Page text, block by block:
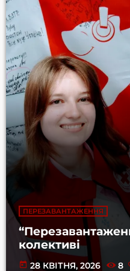
ПЕРЕЗАВАНТАЖЕННЯ
колективі
today 28 КВІТНЯ, 2026 8